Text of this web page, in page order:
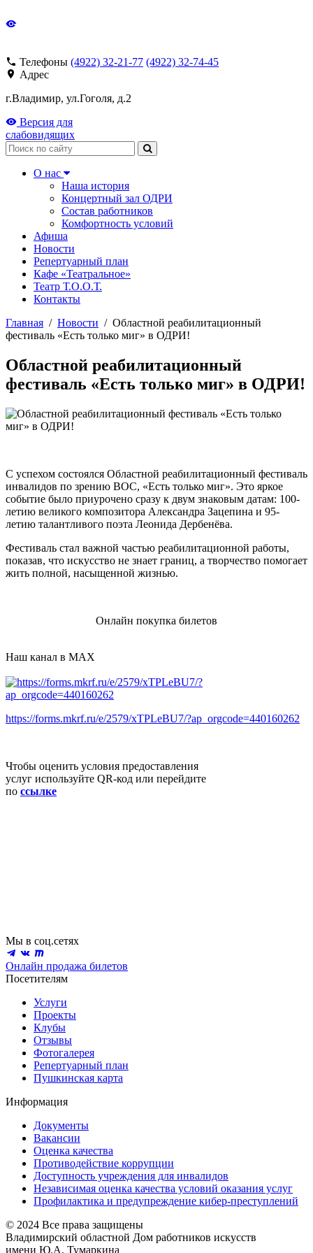
Телефоны (4922) 32-21-77 (4922) 32-74-45
Адрес
г.Владимир, ул.Гоголя, д.2
Версия для
слабовидящих
Поиск
О нас
Наша история
Концертный зал ОДРИ
Состав работников
Комфортность условий
Афиша
Новости
Репертуарный план
Кафе «Театральное»
Театр Т.О.О.Т.
Контакты
Главная / Новости / Областной реабилитационный
фестиваль «Есть только миг» в ОДРИ!
Областной реабилитационный
фестиваль «Есть только миг» в ОДРИ!
С успехом состоялся Областной реабилитационный фестиваль
инвалидов по зрению ВОС, «Есть только миг». Это яркое
событие было приурочено сразу к двум знаковым датам: 100-
летию великого композитора Александра Зацепина и 95-
летию талантливого поэта Леонида Дербенёва.
Фестиваль стал важной частью реабилитационной работы,
показав, что искусство не знает границ, а творчество помогает
жить полной, насыщенной жизнью.
Онлайн покупка билетов
Наш канал в MAX
https://forms.mkrf.ru/e/2579/xTPLeBU7/?ap_orgcode=440160262
Чтобы оценить условия предоставления
услуг используйте QR-код или перейдите
по ссылке
Мы в соц.сетях
Онлайн продажа билетов
Посетителям
Услуги
Проекты
Клубы
Отзывы
Фотогалерея
Репертуарный план
Пушкинская карта
Информация
Документы
Вакансии
Оценка качества
Противодействие коррупции
Доступность учреждения для инвалидов
Независимая оценка качества условий оказания услуг
Профилактика и предупреждение кибер-преступлений
© 2024 Все права защищены
Владимирский областной Дом работников искусств
имени Ю.А. Тумаркина